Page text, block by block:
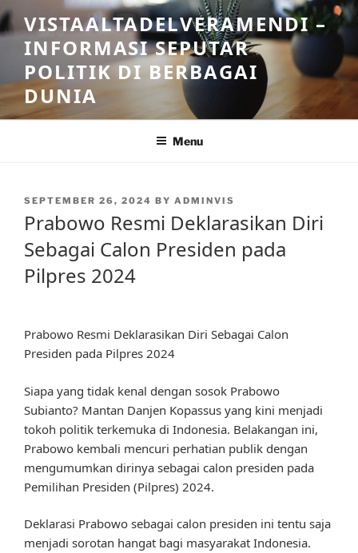
Skip
to
content
VISTAALTADELVERAMENDI –
INFORMASI SEPUTAR
POLITIK DI BERBAGAI
DUNIA
Menu
POSTED
SEPTEMBER 26, 2024 BY ADMINVIS
Prabowo Resmi Deklarasikan Diri
Sebagai Calon Presiden pada
Pilpres 2024
Prabowo Resmi Deklarasikan Diri Sebagai Calon
Presiden pada Pilpres 2024
Siapa yang tidak kenal dengan sosok Prabowo
Subianto? Mantan Danjen Kopassus yang kini menjadi
tokoh politik terkemuka di Indonesia. Belakangan ini,
Prabowo kembali mencuri perhatian publik dengan
mengumumkan dirinya sebagai calon presiden pada
Pemilihan Presiden (Pilpres) 2024.
Deklarasi Prabowo sebagai calon presiden ini tentu saja
menjadi sorotan hangat bagi masyarakat Indonesia.